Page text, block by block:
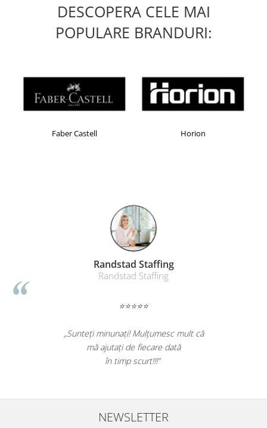
DESCOPERA CELE MAI
POPULARE BRANDURI:
Faber Castell Horion
Randstad Staffing
Randstad Staffing
⭐⭐⭐⭐⭐
„Sunteți minunați! Mulțumesc mult că
mă ajutați de fiecare dată
în timp scurt!!!”
NEWSLETTER